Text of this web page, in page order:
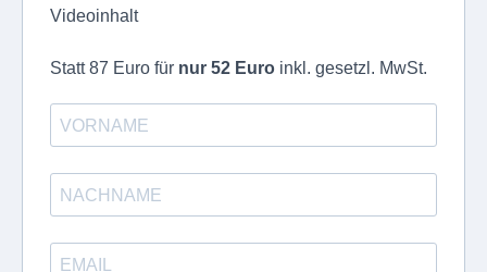
Videoinhalt
Statt 87 Euro für nur 52 Euro inkl. gesetzl. MwSt.